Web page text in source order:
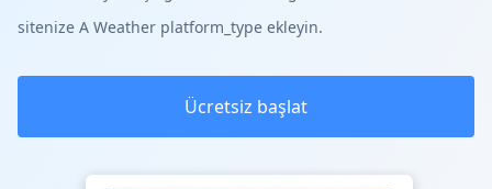
sitenize A Weather platform_type ekleyin.
Ücretsiz başlat